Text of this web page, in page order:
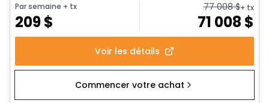
Par semaine + tx
209$
77 008$+ tx
71 008 $
Voir les détails
Commencer votre achat